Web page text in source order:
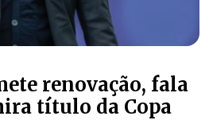
renovação, fala
título da Copa